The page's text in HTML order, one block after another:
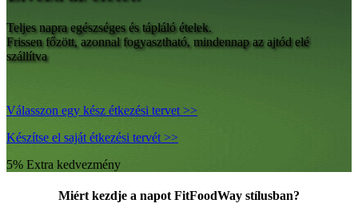
Teljes napra egészséges és tápláló ételek.
Frissen főzött, azonnal fogyasztható, mindennap az ajtód elé
szállítva
Válasszon egy kész étkezési tervet >>
Készítse el saját étkezési tervét >>
5% Extra kedvezmény
Miért kezdje a napot FitFoodWay stílusban?